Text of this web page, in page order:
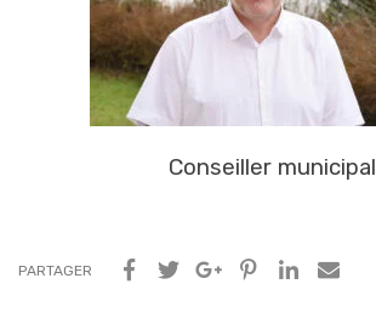
Conseiller municipal
PARTAGER